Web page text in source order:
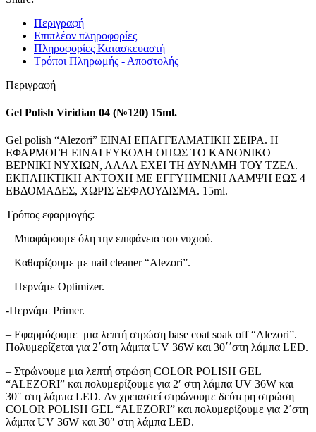
Περιγραφή
Επιπλέον πληροφορίες
Πληροφορίες Κατασκευαστή
Τρόποι Πληρωμής - Αποστολής
Περιγραφή
Gel Polish Viridian 04 (№120) 15ml.
Gel polish “Alezori” ΕΙΝΑΙ ΕΠΑΓΓΕΛΜΑΤΙΚΗ ΣΕΙΡΑ. Η
ΕΦΑΡΜΟΓΗ ΕΙΝΑΙ ΕΥΚΟΛΗ ΟΠΩΣ ΤΟ ΚΑΝΟΝΙΚΟ
ΒΕΡΝΙΚΙ ΝΥΧΙΩΝ, ΑΛΛΑ ΕΧΕΙ ΤΗ ΔΥΝΑΜΗ ΤΟΥ ΤΖΕΛ.
ΕΚΠΛΗΚΤΙΚΗ ΑΝΤΟΧΗ ΜΕ ΕΓΓΥΗΜΕΝΗ ΛΑΜΨΗ ΕΩΣ 4
ΕΒΔΟΜΑΔΕΣ, ΧΩΡΙΣ ΞΕΦΛΟΥΔΙΣΜΑ. 15ml.
Τρόπος εφαρμογής:
– Μπαφάρουμε όλη την επιφάνεια του νυχιού.
– Καθαρίζουμε με nail cleaner “Alezori”.
– Περνάμε Optimizer.
-Περνάμε Primer.
– Εφαρμόζουμε μια λεπτή στρώση base coat soak off “Alezori”.
Πολυμερίζεται για 2΄στη λάμπα UV 36W και 30΄΄στη λάμπα LED.
– Στρώνουμε μια λεπτή στρώση COLOR POLISH GEL
“ALEZORI” και πολυμερίζουμε για 2′ στη λάμπα UV 36W και
30″ στη λάμπα LED. Αν χρειαστεί στρώνουμε δεύτερη στρώση
COLOR POLISH GEL “ALEZORI” και πολυμερίζουμε για 2΄στη
λάμπα UV 36W και 30″ στη λάμπα LED.